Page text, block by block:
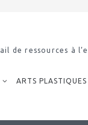
de ressources à
ARTS PLASTIQUES